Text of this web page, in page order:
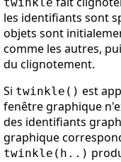
les identifiants sont
objets sont
comme les autres,
du clignotement.
Si twinkle() est
fenêtre graphique
des identifiants
graphique
twinkle(h..)